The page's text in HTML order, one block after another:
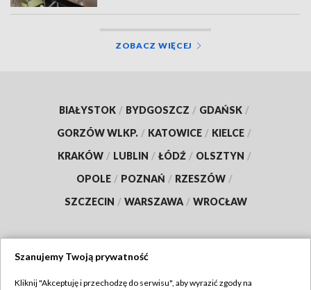
ZOBACZ WIĘCEJ
BIAŁYSTOK / BYDGOSZCZ / GDAŃSK /
GORZÓW WLKP. / KATOWICE / KIELCE /
KRAKÓW / LUBLIN / ŁÓDŹ / OLSZTYN /
OPOLE / POZNAŃ / RZESZÓW /
SZCZECIN / WARSZAWA / WROCŁAW
Szanujemy Twoją prywatność
Kliknij "Akceptuję i przechodzę do serwisu", aby wyrazić zgody na